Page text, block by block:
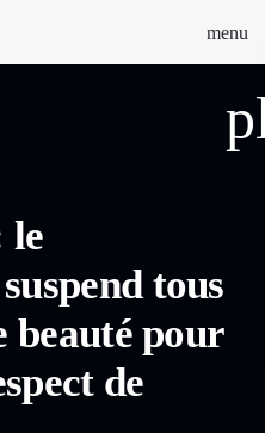
menu
le
tous
beauté pour
de